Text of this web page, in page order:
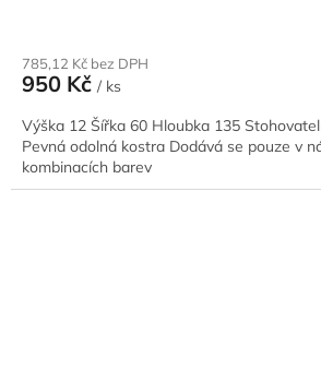
785,12 Kč bez DPH
950 Kč / ks
Výška 12 Šířka 60 Hloubka 135
Pevná odolná kostra Dodává se pouze v
kombinacích barev